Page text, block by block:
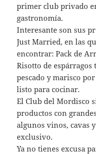
primer club privado
gastronomía.
Interesante son sus
Just Married, en las
encontrar: Pack de
Risotto de espárragos
pescado y marisco
listo para cocinar.
El Club del Mordisco
productos con
algunos vinos, cavas
exclusivo.
Ya no tienes excusa